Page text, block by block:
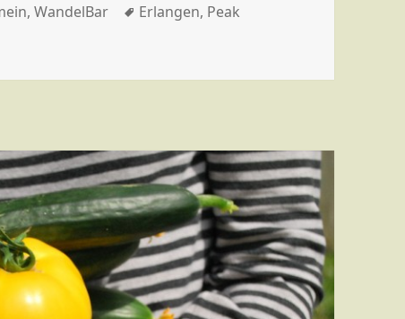
,WandelBar Schlagwörter
Erlangen, Peak